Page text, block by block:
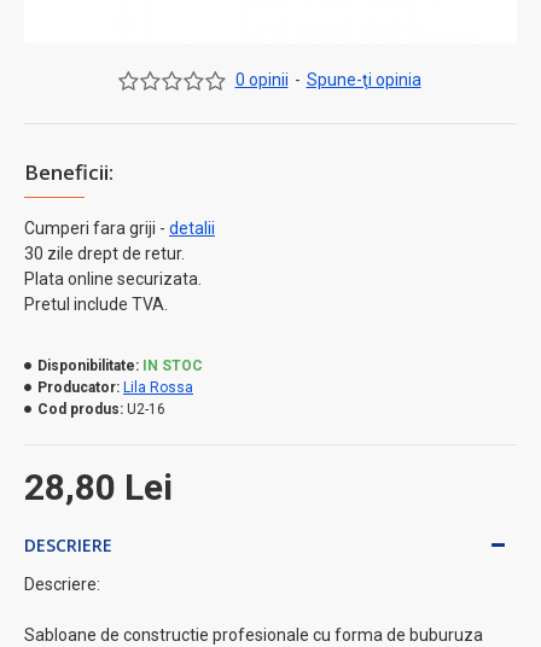
Beneficii:
Cumperi fara griji - detalii
30 zile drept de retur.
Plata online securizata.
Pretul include TVA.
0 opinii - Spune-ţi opinia
28,80 Lei
Disponibilitate:
IN STOC
Producator: Lila Rossa
Cod produs: U2-16
DESCRIERE
Descriere:
Sabloane de constructie profesionale cu forma de buburuza